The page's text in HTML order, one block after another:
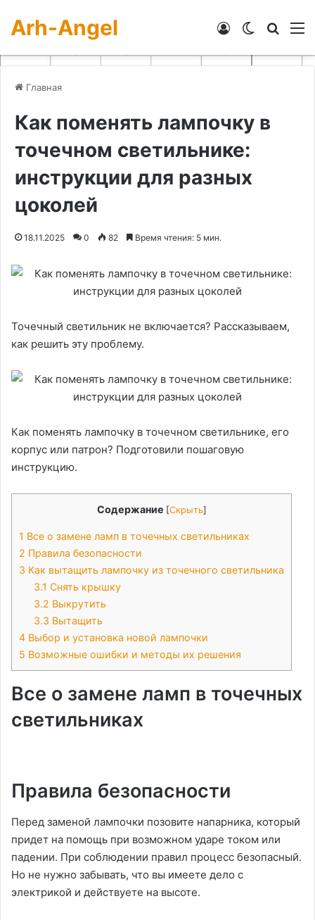
Arh-Angel Switch skin
Войти
Главная
Как поменять лампочку в
точечном светильнике:
инструкции для разных
цоколей
18.11.2025 0 82 Время чтения: 5 мин.
Точечный светильник не включается? Рассказываем,
как решить эту проблему.
Как поменять лампочку в точечном светильнике, его
корпус или патрон? Подготовили пошаговую
инструкцию.
Содержание [Скрыть]
1 Все о замене ламп в точечных светильниках
2 Правила безопасности
3 Как вытащить лампочку из точечного светильника
3.1 Снять крышку
3.2 Выкрутить
3.3 Вытащить
4 Выбор и установка новой лампочки
5 Возможные ошибки и методы их решения
Все о замене ламп в точечных
светильниках
Правила безопасности
Перед заменой лампочки позовите напарника, который
придет на помощь при возможном ударе током или
падении. При соблюдении правил процесс безопасный.
Но не нужно забывать, что вы имеете дело с
электрикой и действуете на высоте.